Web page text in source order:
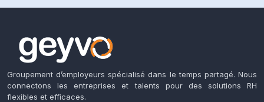
Groupement d’employeurs spécialisé dans le temps partagé. Nous
connectons les entreprises et talents pour des solutions RH
flexibles et efficaces.